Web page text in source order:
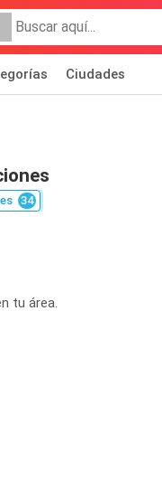
Ciudades
34
tu área.